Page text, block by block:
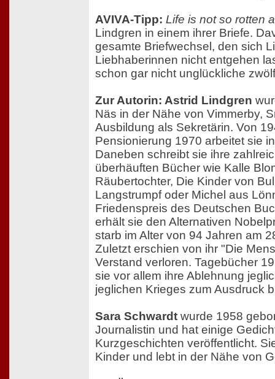
AVIVA-Tipp: Life is not so rotten
Lindgren in einem ihrer Briefe.
gesamte Briefwechsel, den sich
Liebhaberinnen nicht entgehen
schon gar nicht unglückliche
Zur Autorin: Astrid Lindgren
Näs in der Nähe von Vimmerby,
Ausbildung als Sekretärin. Von
Pensionierung 1970 arbeitet sie
Daneben schreibt sie ihre
überhäuften Bücher wie Kalle
Räubertochter, Die Kinder von
Langstrumpf oder Michel aus
Friedenspreis des Deutschen
erhält sie den Alternativen
starb im Alter von 94 Jahren am
Zuletzt erschien von ihr "Die
Verstand verloren. Tagebücher
sie vor allem ihre Ablehnung
jeglichen Krieges zum Ausdruck
Sara Schwardt wurde 1958
Journalistin und hat einige
Kurzgeschichten veröffentlicht.
Kinder und lebt in der Nähe von